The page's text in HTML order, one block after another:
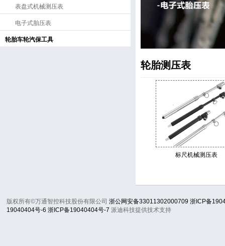
表盘式机械测压表
电子式胎压表
轮胎车轮汽保工具
轮胎测压表
标尺机械测压表
版权所有©万通智控科技股份有限公司 浙公网安备33011302000709 浙ICP备
19040404号-6 浙ICP备19040404号-7 派迪科技提供技术支持